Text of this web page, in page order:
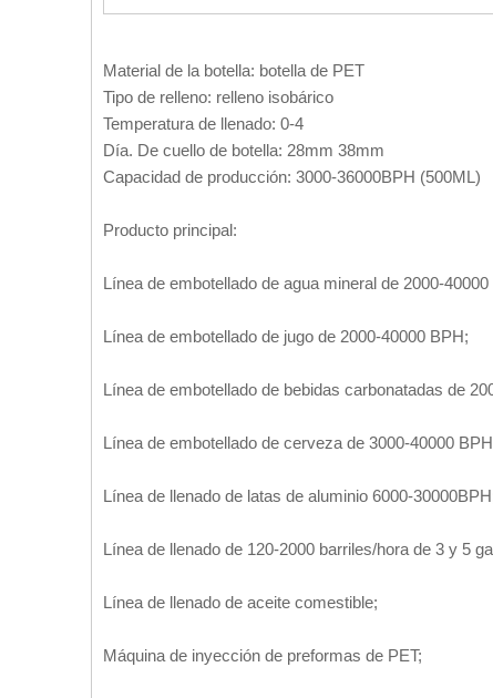
Material de la botella: botella de PET
Tipo de relleno: relleno isobárico
Temperatura de llenado: 0-4
Día. De cuello de botella: 28mm 38mm
Capacidad de producción: 3000-36000BPH (500ML)
Producto principal:
Línea de embotellado de agua mineral de 2000-40000
Línea de embotellado de jugo de 2000-40000 BPH;
Línea de embotellado de bebidas carbonatadas de
Línea de embotellado de cerveza de 3000-40000
Línea de llenado de latas de aluminio 6000-
Línea de llenado de 120-2000 barriles/hora de 3 y 5
Línea de llenado de aceite comestible;
Máquina de inyección de preformas de PET;